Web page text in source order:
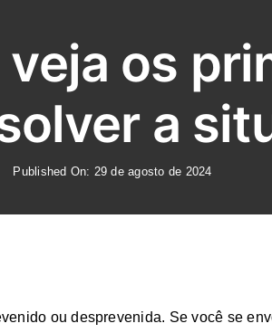
os
a
Published On: 29 de agosto de 2024
ou desprevenida. Se você se